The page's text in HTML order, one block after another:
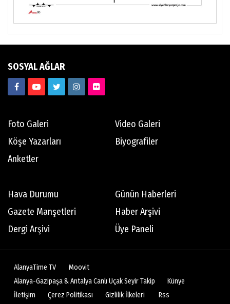
SOSYAL AĞLAR
Foto Galeri
Video Galeri
Köşe Yazarları
Biyografiler
Anketler
Hava Durumu
Günün Haberleri
Gazete Manşetleri
Haber Arşivi
Dergi Arşivi
Üye Paneli
AlanyaTime TV
Moovit
Alanya-Gazipaşa & Antalya Canlı Uçak Seyir Takip
Künye
İletişim
Çerez Politikası Gizlilik İlkeleri Rss